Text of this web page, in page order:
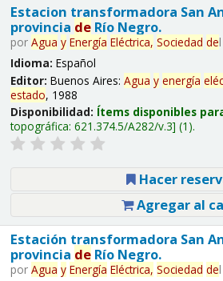
Estacion transformadora San
provincia deRío Negro.
por Agua y Energía Eléctrica, Sociedad del
Idioma: Español
Editor: Buenos Aires: Agua y energía
estado, 1988
Disponibilidad: Ítems disponibles
topográfica: 621.374.5/A282/v.3 (1).
Hacer
Agregar al
Estación transformadora San
provincia deRío Negro.
por Agua y Energía Eléctrica, Sociedad del